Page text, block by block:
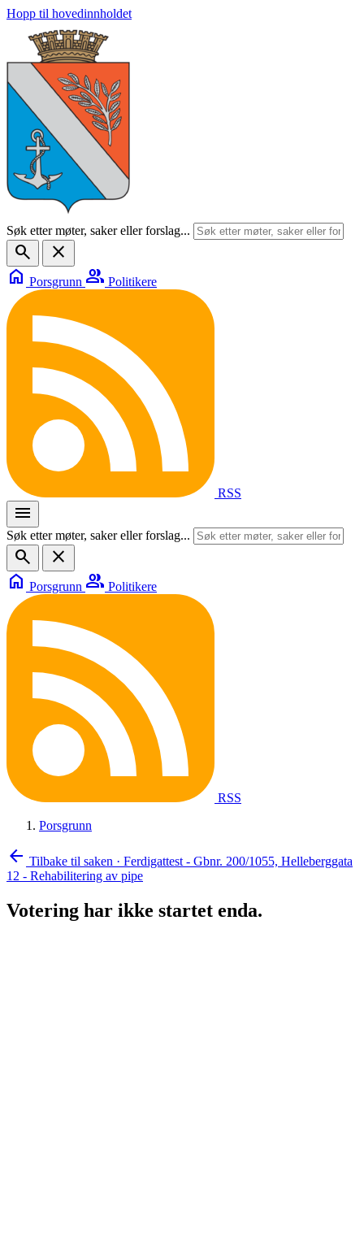
Hopp til hovedinnholdet
Søk etter møter, saker eller forslag...
search
close
home Porsgrunn group Politikere
RSS
menu
Søk etter møter, saker eller forslag...
search
close
home Porsgrunn group Politikere
RSS
Porsgrunn
arrow_back Tilbake til saken · Ferdigattest - Gbnr. 200/1055, Helleberggata
12 - Rehabilitering av pipe
Votering har ikke startet enda.